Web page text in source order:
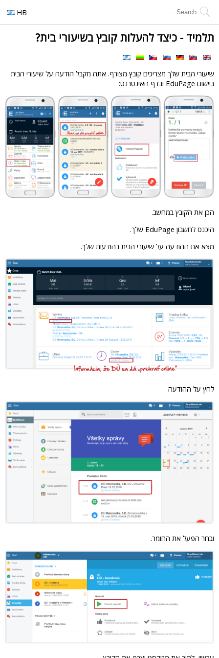
HB
תלמיד - כיצד להעלות קובץ בשיעורי בית?
שיעורי הבית שלך מצריכים קובץ מצורף. אתה מקבל הודעה על שיעורי הבית
ביישום EduPage ובדף האינטרנט:
הכן את הקובץ במחשב.
היכנס לחשבון EduPage שלך.
מצא את ההודעה על שיעורי הבית בהודעות שלך.
לחץ על ההודעה
ובחר הפעל את החומר.